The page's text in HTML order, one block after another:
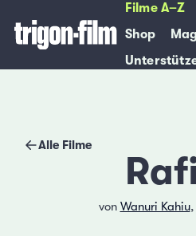
Filme A–Z
Shop
Alle Filme
von Wanuri Kahiu,